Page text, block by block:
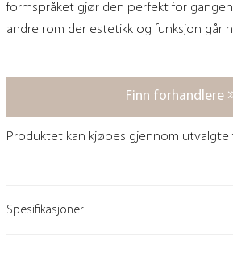
formspråket gjør den perfekt for
andre rom der estetikk og funksjon går
Finn forhandlere
Produktet kan kjøpes gjennom utvalgte
Spesifikasjoner